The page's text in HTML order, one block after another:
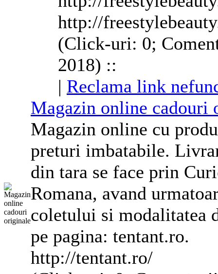
http://
(Click-uri: 0;
2018) ::
| Reclama link
Magazin online cadouri
Magazin online cu
preturi imbatabile.
din tara se face prin
Romana, avand
coletului si modalitatea
pe pagina: tentant.ro.
http://tentant.ro/